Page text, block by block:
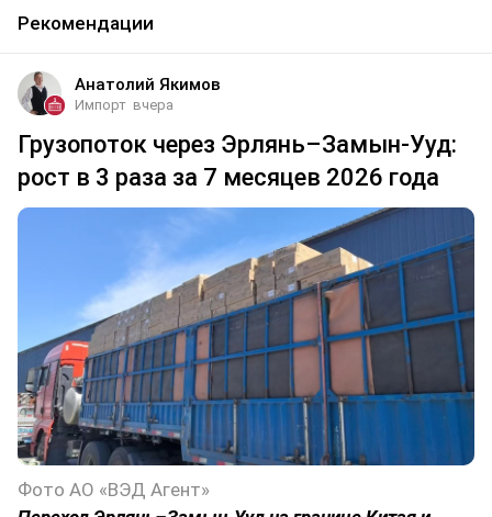
Рекомендации
Анатолий Якимов
Импорт вчера
Грузопоток через Эрлянь–Замын-Ууд:
рост в 3 раза за 7 месяцев 2026 года
Фото АО «ВЭД Агент»